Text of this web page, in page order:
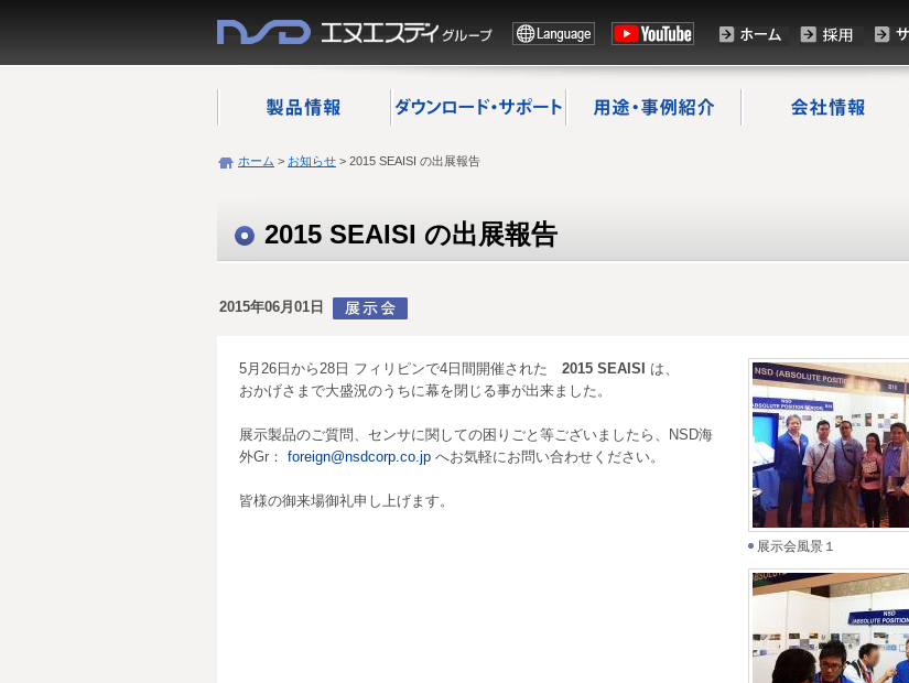
ホーム > お知らせ > 2015 SEAISI の出展報告
2015 SEAISI の出展報告
2015年06月01日
5月26日から28日 フィリピンで4日間開催された 2015 SEAISI は、
おかげさまで大盛況のうちに幕を閉じる事が出来ました。
展示製品のご質問、センサに関しての困りごと等ございましたら、NSD海
外Gr： foreign@nsdcorp.co.jp へお気軽にお問い合わせください。
皆様の御来場御礼申し上げます。
展示会風景１